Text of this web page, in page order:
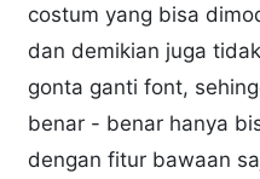
costum yang bisa
dan demikian juga
gonta ganti font,
benar - benar hanya
dengan fitur bawaan